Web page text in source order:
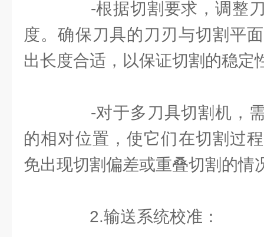
-根据切割要求，调整刀
度。确保刀具的刀刃与切割平
出长度合适，以保证切割的稳定
-对于多刀具切割机，需
的相对位置，使它们在切割过
免出现切割偏差或重叠切割的情
2.输送系统校准：